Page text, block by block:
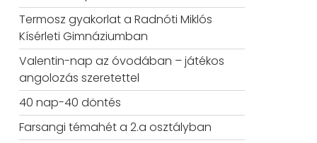
Termosz gyakorlat a Radnóti Miklós
Kísérleti Gimnáziumban
Valentin-nap az óvodában – játékos
angolozás szeretettel
40 nap-40 döntés
Farsangi témahét a 2.a osztályban